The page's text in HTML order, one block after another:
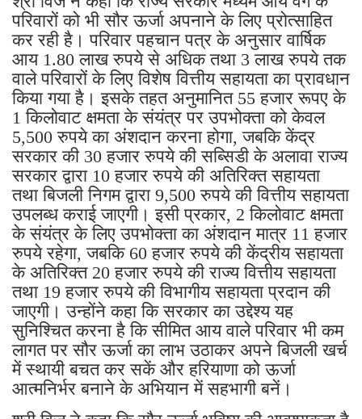
श्री विज ने कहा कि राज्य सरकार मध्यम आय वर्ग के
परिवारों को भी सौर ऊर्जा अपनाने के लिए प्रोत्साहित
कर रही है। परिवार पहचान पत्र के अनुसार वार्षिक
आय 1.80 लाख रुपये से अधिक तथा 3 लाख रुपये तक
वाले परिवारों के लिए विशेष वित्तीय सहायता का प्रावधान
किया गया है। इसके तहत अनुमानित 55 हजार रूपए के
1 किलोवाट क्षमता के संयंत्र पर उपभोक्ता को केवल
5,500 रुपये का अंशदान करना होगा, जबकि केंद्र
सरकार की 30 हजार रुपये की सब्सिडी के अलावा राज्य
सरकार द्वारा 10 हजार रुपये की अतिरिक्त सहायता
तथा बिजली निगम द्वारा 9,500 रुपये की वित्तीय सहायता
उपलब्ध कराई जाएगी। इसी प्रकार, 2 किलोवाट क्षमता
के संयंत्र के लिए उपभोक्ता का अंशदान मात्र 11 हजार
रुपये रहेगा, जबकि 60 हजार रुपये की केंद्रीय सहायता
के अतिरिक्त 20 हजार रुपये की राज्य वित्तीय सहायता
तथा 19 हजार रुपये की विभागीय सहायता प्रदान की
जाएगी। उन्होंने कहा कि सरकार का उद्देश्य यह
सुनिश्चित करना है कि सीमित आय वाले परिवार भी कम
लागत पर सौर ऊर्जा का लाभ उठाकर अपने बिजली खर्च
में स्थायी बचत कर सकें और हरियाणा को ऊर्जा
आत्मनिर्भर बनाने के अभियान में सहभागी बनें।